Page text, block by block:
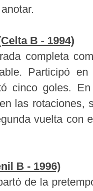
B - 1994)
completa
Participó
cinco goles.
las rotaciones,
vuelta con
B - 1996)
de la